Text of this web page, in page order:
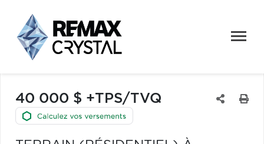
40 000 $ +TPS/TVQ